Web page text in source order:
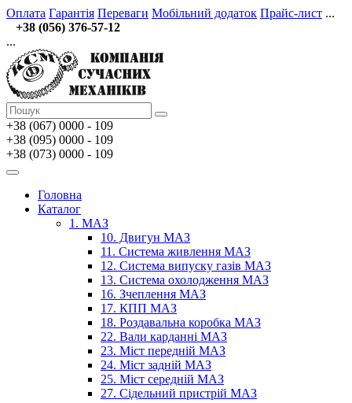
Оплата Гарантія Переваги Мобільний додаток Прайс-лист ...
+38 (056) 376-57-12
...
+38 (067) 0000 - 109
+38 (095) 0000 - 109
+38 (073) 0000 - 109
Головна
Каталог
1. МАЗ
10. Двигун МАЗ
11. Система живлення МАЗ
12. Система випуску газів МАЗ
13. Система охолодження МАЗ
16. Зчеплення МАЗ
17. КПП МАЗ
18. Роздавальна коробка МАЗ
22. Вали карданні МАЗ
23. Міст передній МАЗ
24. Міст задній МАЗ
25. Міст середній МАЗ
27. Сідельний пристрій МАЗ